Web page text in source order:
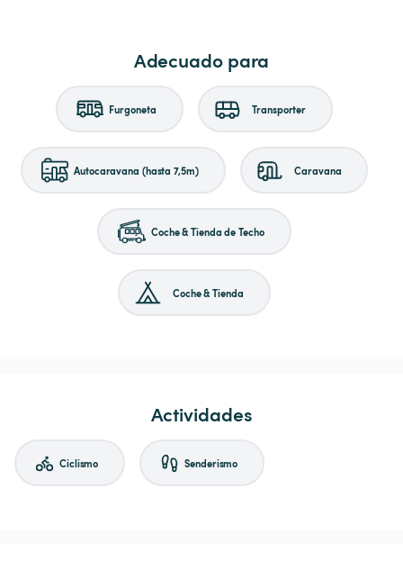
Adecuado para
Furgoneta Transporter
Autocaravana (hasta 7,5m) Caravana
Coche & Tienda de Techo
Coche & Tienda
Actividades
Ciclismo Senderismo